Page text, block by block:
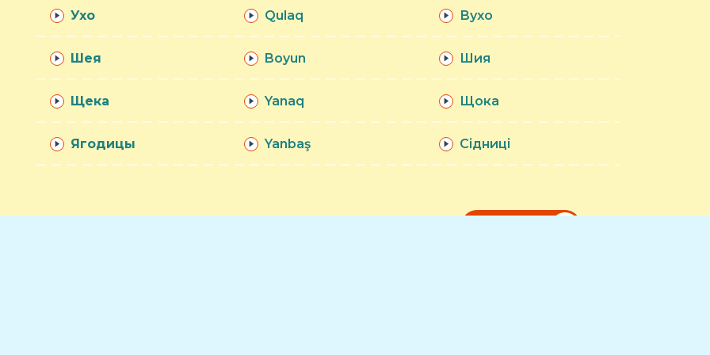
Ухо Qulaq Вухо
Шея Boyun Шия
Щека Yanaq Щока
Ягодицы Yanbaş Сідниці
с нашим словарём